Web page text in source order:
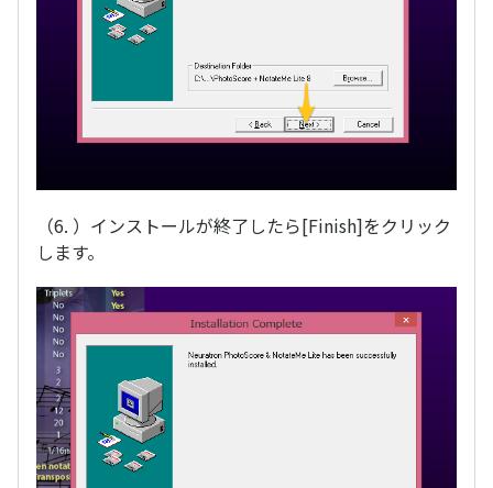
（6. ）インストールが終了したら[Finish]をクリック
します。